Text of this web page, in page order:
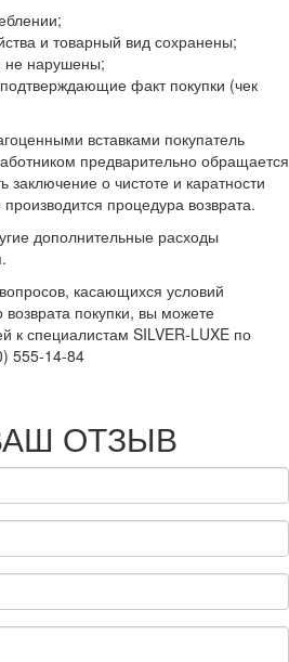
и товарный вид сохранены;
не нарушены;
факт покупки (чек
вставками покупатель
предварительно обращается
заключение о чистоте и каратности
процедура возврата.
дополнительные расходы
касающихся условий
покупки, вы можете
к специалистам SILVER-LUXE по
555-14-84
ОТЗЫВ